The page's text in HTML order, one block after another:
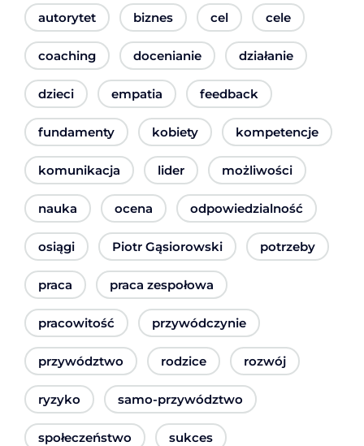
autorytet biznes cel cele
coaching docenianie działanie
dzieci empatia feedback
fundamenty kobiety kompetencje
komunikacja lider możliwości
nauka ocena odpowiedzialność
osiągi Piotr Gąsiorowski potrzeby
praca praca zespołowa
pracowitość przywódczynie
przywództwo rodzice rozwój
ryzyko samo-przywództwo
społeczeństwo sukces